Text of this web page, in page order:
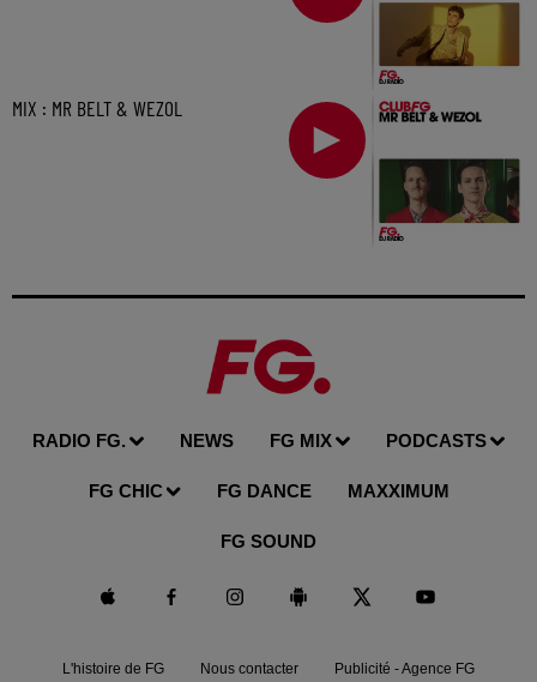
MIX : MR BELT & WEZOL
RADIO FG. NEWS FG MIX PODCASTS
FG CHIC FG DANCE MAXXIMUM
FG SOUND
L'histoire de FG Nous contacter Publicité - Agence FG